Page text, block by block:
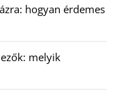
hogyan érdemes
melyik